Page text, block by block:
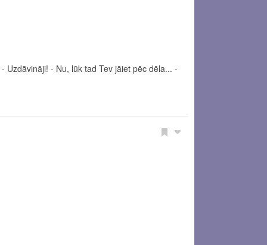
Uzdāvināji! - Nu, lūk tad Tev jāiet pēc dēla... -